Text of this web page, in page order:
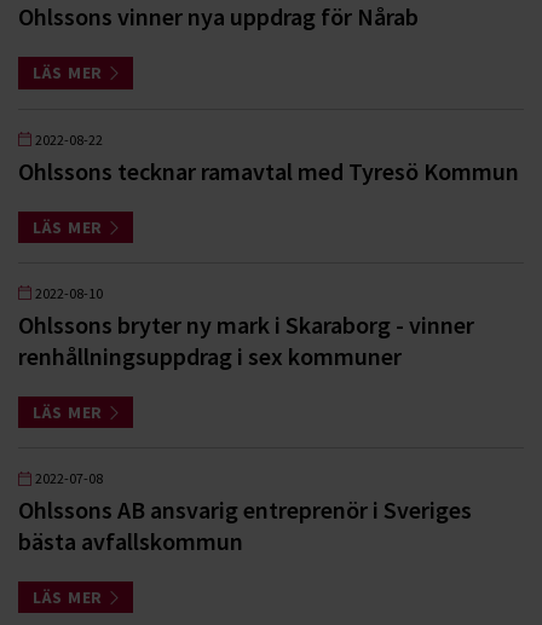
Ohlssons vinner nya uppdrag för Nårab
LÄS MER
2022-08-22
Ohlssons tecknar ramavtal med Tyresö Kommun
LÄS MER
2022-08-10
Ohlssons bryter ny mark i Skaraborg - vinner
renhållningsuppdrag i sex kommuner
LÄS MER
2022-07-08
Ohlssons AB ansvarig entreprenör i Sveriges
bästa avfallskommun
LÄS MER